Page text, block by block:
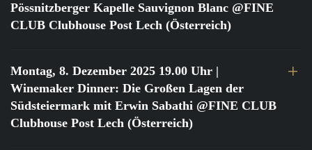
Pössnitzberger Kapelle Sauvignon Blanc @FINE
CLUB Clubhouse Post Lech (Österreich)
Montag, 8. Dezember 2025 19.00 Uhr |
Winemaker Dinner: Die Großen Lagen der
Südsteiermark mit Erwin Sabathi @FINE CLUB
Clubhouse Post Lech (Österreich)